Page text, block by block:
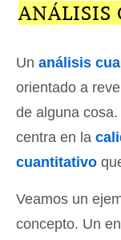
ANÁLISIS
Un análisis
orientado a
de alguna
centra en la
cuantitativo
Veamos un
concepto. Un